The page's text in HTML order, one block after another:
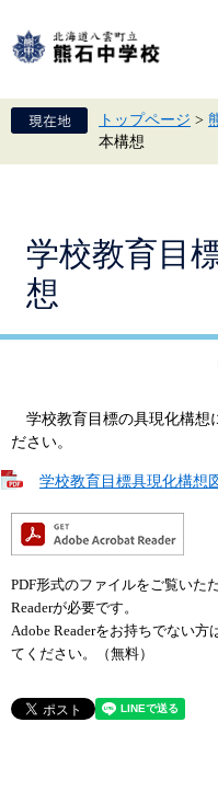
ジ
頭
で
ュ
飛
ば
て
トップページ >
本構想
学校教育目
想
学校教育目標の具現化構想
ださい。
学校教育目標具現化構想
PDF形式のファイルをご覧いた
Readerが必要です。
Adobe Readerをお持ちでない
てください。（無料）